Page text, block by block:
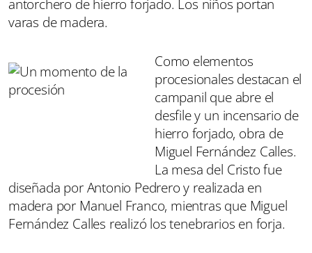
antorchero de hierro forjado. Los niños portan
varas de madera.
Como elementos
procesionales destacan el
campanil que abre el
desfile y un incensario de
hierro forjado, obra de
Miguel Fernández Calles.
La mesa del Cristo fue
diseñada por Antonio Pedrero y realizada en
madera por Manuel Franco, mientras que Miguel
Fernández Calles realizó los tenebrarios en forja.